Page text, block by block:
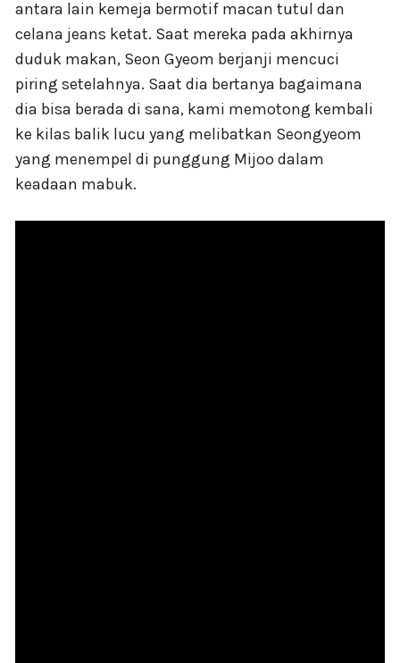
antara lain kemeja bermotif macan tutul dan
celana jeans ketat. Saat mereka pada akhirnya
duduk makan, Seon Gyeom berjanji mencuci
piring setelahnya. Saat dia bertanya bagaimana
dia bisa berada di sana, kami memotong kembali
ke kilas balik lucu yang melibatkan Seongyeom
yang menempel di punggung Mijoo dalam
keadaan mabuk.